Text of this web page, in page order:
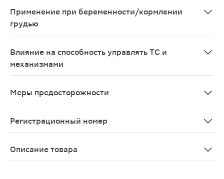
Применение при беременности/кормлении
грудью
Влияние на способность управлять ТС и
механизмами
Меры предосторожности
Регистрационный номер
Описание товара